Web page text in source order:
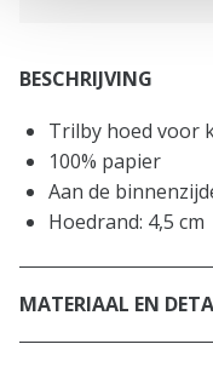
BESCHRIJVING
Trilby hoed voor
100% papier
Aan de
Hoedrand: 4,5 cm
MATERIAAL EN